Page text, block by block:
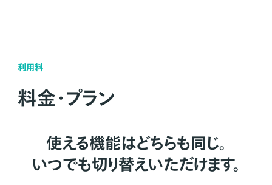
利用料
料金・プラン
使える機能はどちらも同じ。
いつでも切り替えいただけます。